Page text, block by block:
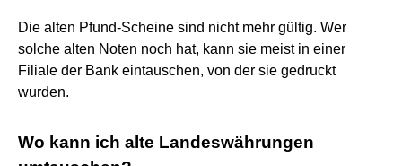
Die alten Pfund-Scheine sind nicht mehr gültig. Wer
solche alten Noten noch hat, kann sie meist in einer
Filiale der Bank eintauschen, von der sie gedruckt
wurden.
Wo kann ich alte Landeswährungen